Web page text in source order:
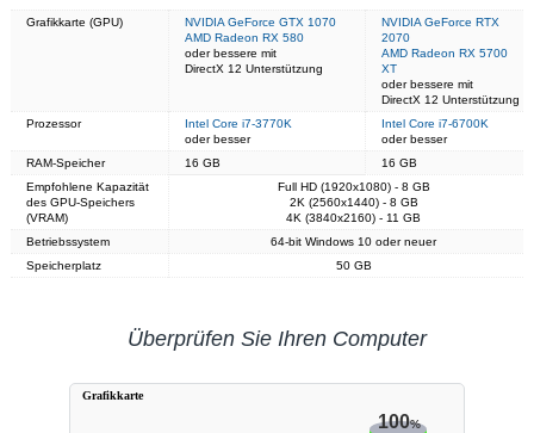
Grafikkarte (GPU)
NVIDIA GeForce GTX 1070
AMD Radeon RX 580
oder bessere mit
DirectX 12 Unterstützung
NVIDIA GeForce RTX
2070
AMD Radeon RX 5700
XT
oder bessere mit
DirectX 12 Unterstützung
Prozessor
Intel Core i7-3770K
oder besser
Intel Core i7-6700K
oder besser
RAM-Speicher
16 GB
16 GB
Empfohlene Kapazität
des GPU-Speichers
(VRAM)
Full HD (1920x1080) - 8 GB
2K (2560x1440) - 8 GB
4K (3840x2160) - 11 GB
Betriebssystem
64-bit Windows 10 oder neuer
Speicherplatz
50 GB
Überprüfen Sie Ihren Computer
100%
Grafikkarte